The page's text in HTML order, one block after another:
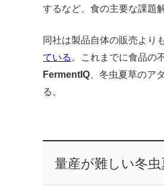
するなど、食の主要な課題
同社は製品自体の販売より
ている。これまでに食品の
FermentIQ、冬虫夏草のア
る。
量産が難しい冬